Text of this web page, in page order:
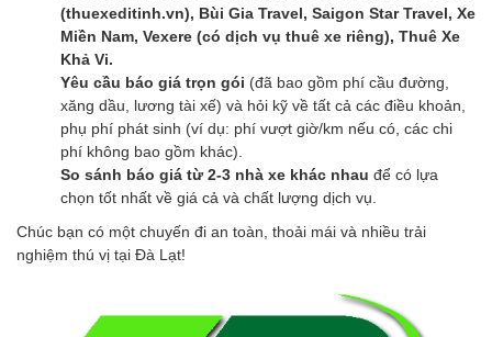
(thuexeditinh.vn), Bùi Gia Travel, Saigon Star Travel, Xe
Miền Nam, Vexere (có dịch vụ thuê xe riêng), Thuê Xe
Khả Vi.
Yêu cầu báo giá trọn gói (đã bao gồm phí cầu đường,
xăng dầu, lương tài xế) và hỏi kỹ về tất cả các điều khoản,
phụ phí phát sinh (ví dụ: phí vượt giờ/km nếu có, các chi
phí không bao gồm khác).
So sánh báo giá từ 2-3 nhà xe khác nhau để có lựa
chọn tốt nhất về giá cả và chất lượng dịch vụ.
Chúc bạn có một chuyến đi an toàn, thoải mái và nhiều trải
nghiệm thú vị tại Đà Lạt!